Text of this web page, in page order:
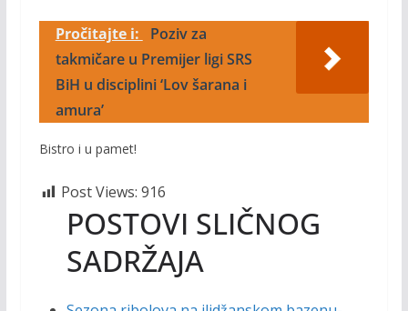
Pročitajte i:
Poziv za
takmičare u Premijer ligi SRS
BiH u disciplini ‘Lov šarana i
amura’
Bistro i u pamet!
Post Views: 916
POSTOVI SLIČNOG
SADRŽAJA